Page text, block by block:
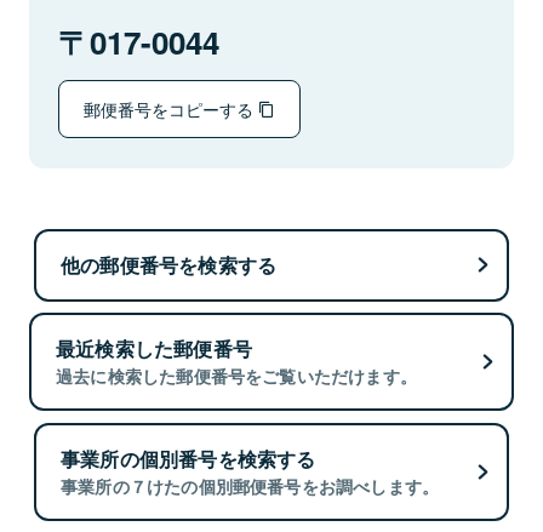
017-0044
郵便番号をコピーする
他の郵便番号を検索する
最近検索した郵便番号
過去に検索した郵便番号をご覧いただけます。
事業所の個別番号を検索する
事業所の７けたの個別郵便番号をお調べします。